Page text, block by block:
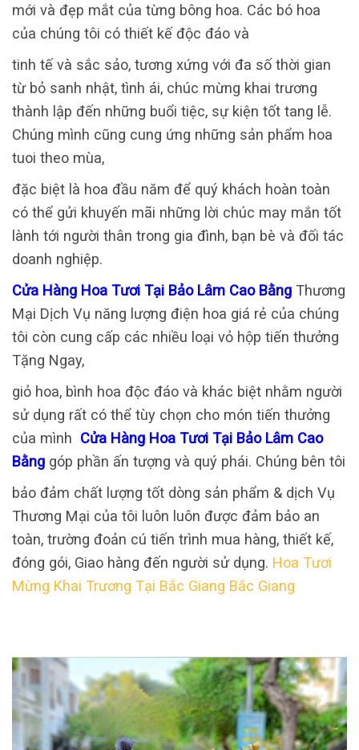
mới và đẹp mắt của từng bông hoa. Các bó hoa
của chúng tôi có thiết kế độc đáo và
tinh tế và sắc sảo, tương xứng với đa số thời gian
từ bỏ sanh nhật, tình ái, chúc mừng khai trương
thành lập đến những buổi tiệc, sự kiện tốt tang lễ.
Chúng mình cũng cung ứng những sản phẩm hoa
tuoi theo mùa,
đặc biệt là hoa đầu năm để quý khách hoàn toàn
có thể gửi khuyến mãi những lời chúc may mắn tốt
lành tới người thân trong gia đình, bạn bè và đối tác
doanh nghiệp.
Cửa Hàng Hoa Tươi Tại Bảo Lâm Cao Bằng Thương
Mại Dịch Vụ năng lượng điện hoa giá rẻ của chúng
tôi còn cung cấp các nhiều loại vỏ hộp tiến thưởng
Tặng Ngay,
giỏ hoa, bình hoa độc đáo và khác biệt nhằm người
sử dụng rất có thể tùy chọn cho món tiến thưởng
của mình Cửa Hàng Hoa Tươi Tại Bảo Lâm Cao
Bằng góp phần ấn tượng và quý phái. Chúng bên tôi
bảo đảm chất lượng tốt dòng sản phẩm & dịch Vụ
Thương Mại của tôi luôn luôn được đảm bảo an
toàn, trường đoản cú tiến trình mua hàng, thiết kế,
đóng gói, Giao hàng đến người sử dụng. Hoa Tươi
Mừng Khai Trương Tại Bắc Giang Bắc Giang